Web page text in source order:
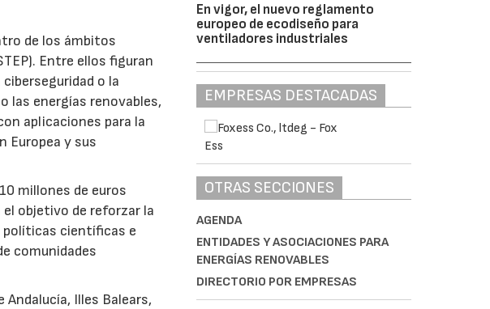
de los ámbitos
Entre ellos figuran
o la
las energías renovables,
aplicaciones para la
Europea y sus
millones de euros
objetivo de reforzar la
científicas e
comunidades
Illes Balears,
En vigor, el nuevo reglamento
europeo de ecodiseño para
ventiladores industriales
EMPRESAS DESTACADAS
OTRAS SECCIONES
AGENDA
ENTIDADES Y ASOCIACIONES PARA
ENERGÍAS RENOVABLES
DIRECTORIO POR EMPRESAS